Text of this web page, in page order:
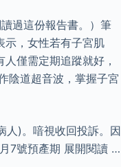
過這份報告書。）筆
示，女性若有子宮肌
僅需定期追蹤就好，
陰道超音波，掌握子宮
人)。喑視收回投訴。因
7號預產期 展開閱讀 …